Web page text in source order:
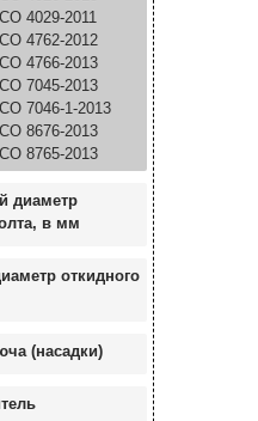
4029-2011
4762-2012
4766-2013
7045-2013
7046-1-2013
8676-2013
8765-2013
диаметр
в мм
откидного
(насадки)